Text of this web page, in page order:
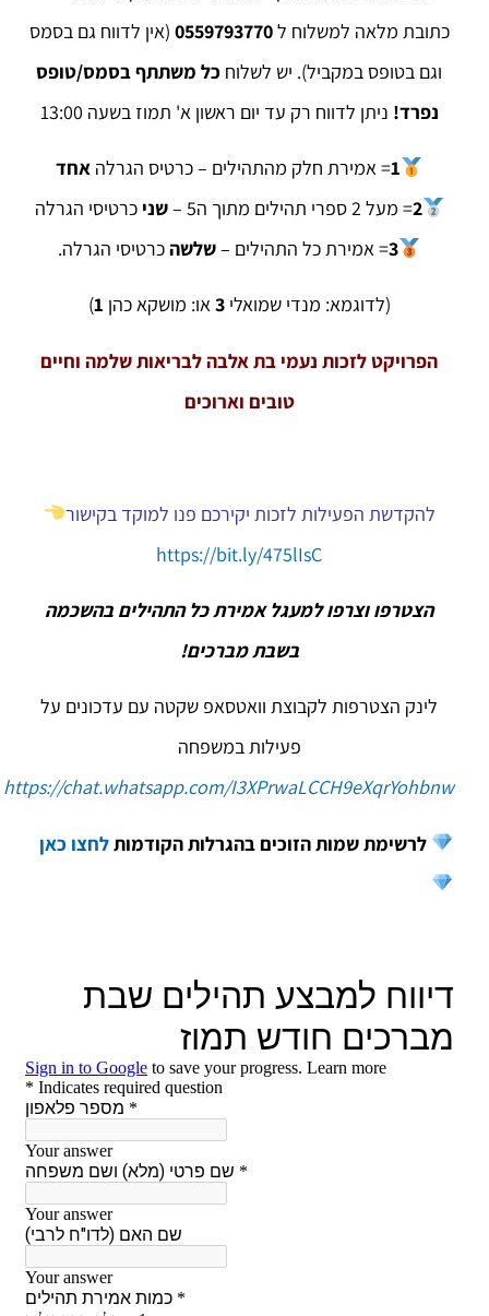
כתובת מלאה למשלוח ל0559793770 (אין לדווח גם בסמס
וגם בטופס במקביל). יש לשלוח כל משתתף בסמס/טופס
נפרד! ניתן לדווח רק עד יום ראשון א' תמוז בשעה 13:00
1= אמירת חלק מהתהילים – כרטיס הגרלה אחד
2= מעל 2 ספרי תהילים מתוך ה5 – שני כרטיסי הגרלה
3= אמירת ‏כל התהילים –שלשהכרטיסי הגרלה.
(לדוגמא: מנדי שמואלי3או: מושקא כהן 1
)
הפרויקט לזכות נעמי בת אלבה לבריאות שלמה וחיים
טובים וארוכים
להקדשת הפעילות לזכות יקירכם פנו למוקד בקישור
https://bit.ly/475lIsC
הצטרפו וצרפו למעגל אמירת כל התהילים בהשכמה
בשבת מברכים!
לינק הצטרפות לקבוצת וואטסאפ שקטה עם עדכונים על
פעילות במשפחה
https://chat.whatsapp.com/I3XPrwaLCCH9eXqrYohbnw
לרשימת שמות הזוכים בהגרלות הקודמותלחצו כאן